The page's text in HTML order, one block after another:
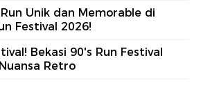
Unik dan Memorable di
Festival 2026!
Bekasi 90's Run Festival
Retro